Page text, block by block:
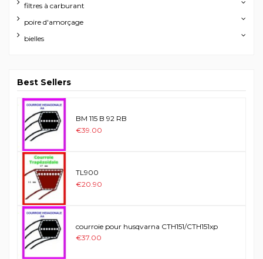
filtres à carburant
poire d'amorçage
bielles
Best Sellers
BM 115 B 92 RB
€39.00
TL900
€20.90
courroie pour husqvarna CTH151/CTH151xp
€37.00